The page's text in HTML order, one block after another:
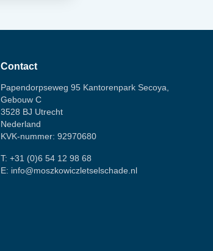
Contact
Papendorpseweg 95 Kantorenpark Secoya,
Gebouw C
3528 BJ Utrecht
Nederland
KVK-nummer: 92970680
T: +31 (0)6 54 12 98 68
E: info@moszkowiczletselschade.nl